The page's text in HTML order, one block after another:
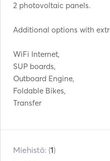
Hiustenkuivaaja
Tehosuuntaaja
Autopilotti
Sähköinen ankkuri
Oppaat & kartat
VHF
2 photovoltaic panels.
Additional options with
WiFi Internet,
SUP boards,
Outboard Engine,
Foldable Bikes,
Transfer
Miehistö: (1)